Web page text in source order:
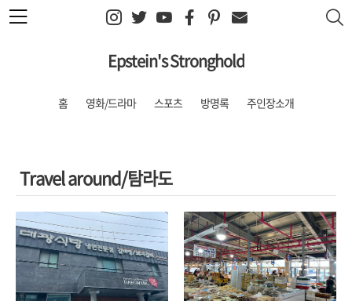
본문 바로가기
Epstein's Stronghold
홈 영화/드라마 스포츠 방명록 주인장소개
Travel around/탐라도